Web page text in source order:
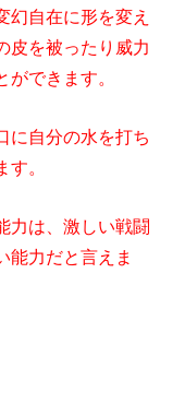
幻自在に形を変え
皮を被ったり威力
できます。
に自分の水を打ち
。
力は、激しい戦闘
能力だと言えま